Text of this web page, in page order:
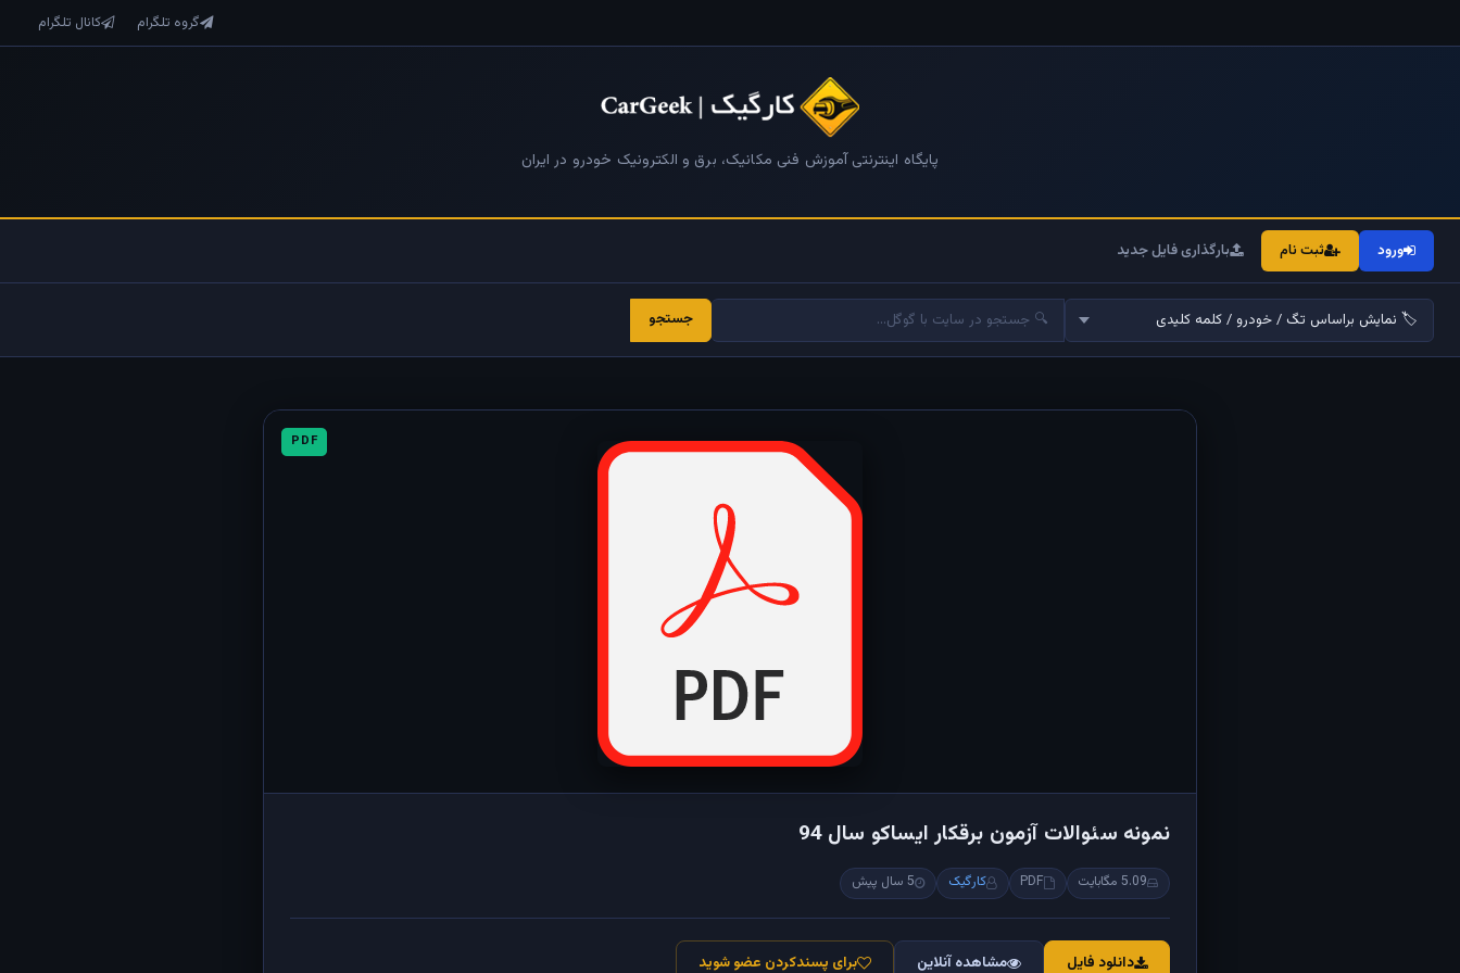
گروه تلگرام کانال تلگرام
پایگاه اینترنتی آموزش فنی مکانیک، برق و الکترونیک خودرو در ایران
ورود ثبت نام بارگذاری فایل جدید
جستجو
PDF
نمونه سئوالات آزمون برقکار ایساکو سال 94
5.09 مگابایت PDF کارگیک 5 سال پیش
دانلود فایل مشاهده آنلاین برای پسندکردن عضو شوید